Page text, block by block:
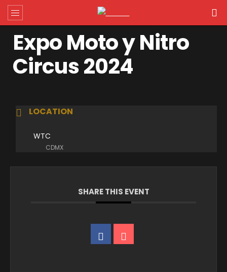
Expo Moto y Nitro
Circus 2024
LOCATION
WTC
CDMX
SHARE THIS EVENT